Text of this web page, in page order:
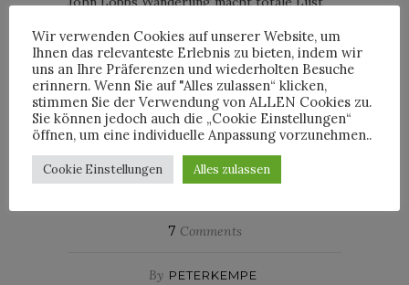
erinnert mich gleichzeitig daran, dass ich
unbedingt auf ein Paar Schuhe aus dem
Hause John Lobb sparen muss, denn darin
kann man wirklich beruhigt der Zukunft
entgegen gehen – stilvoll und heute
genauso wie 1851.
7 Comments
By PETERKEMPE
Wir verwenden Cookies auf unserer Website, um
Ihnen das relevanteste Erlebnis zu bieten, indem wir
uns an Ihre Präferenzen und wiederholten Besuche
erinnern. Wenn Sie auf "Alles zulassen“ klicken,
stimmen Sie der Verwendung von ALLEN Cookies zu.
Sie können jedoch auch die „Cookie Einstellungen“
öffnen, um eine individuelle Anpassung vorzunehmen..
Cookie Einstellungen Alles zulassen